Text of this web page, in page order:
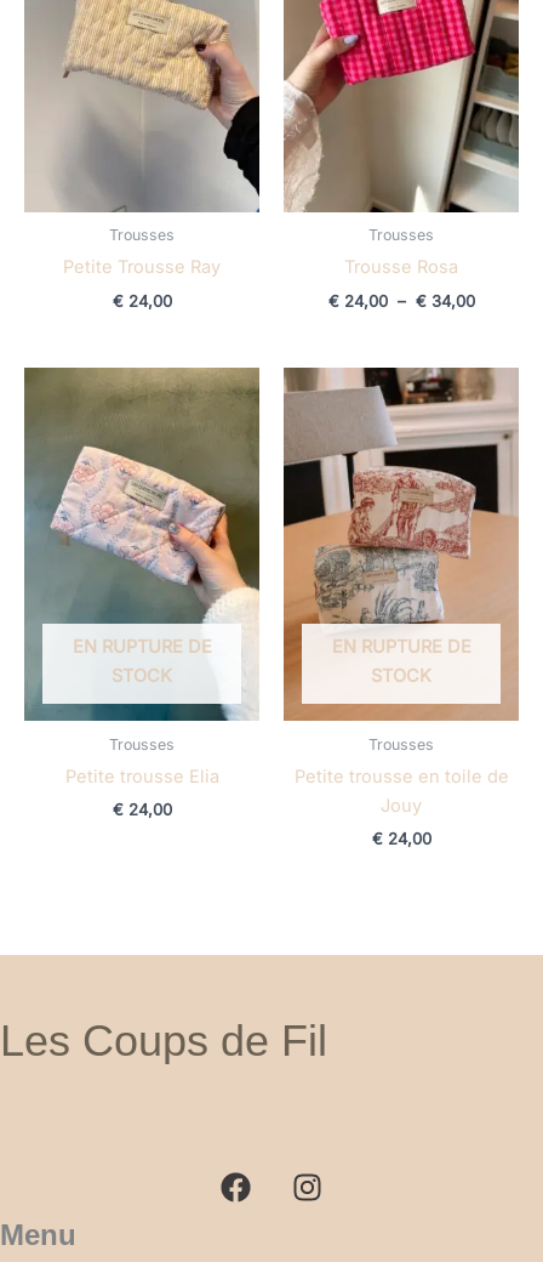
Trousses
Petite Trousse Ray
€24,00
Trousses
Trousse Rosa
€24,00 – €34,00
EN RUPTURE DE
STOCK
Trousses
Petite trousse Elia
€24,00
EN RUPTURE DE
STOCK
Trousses
Petite trousse en toile de
Jouy
€24,00
Les Coups de Fil
c
e
s
t
Menu